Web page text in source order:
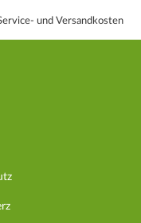
und Versandkosten